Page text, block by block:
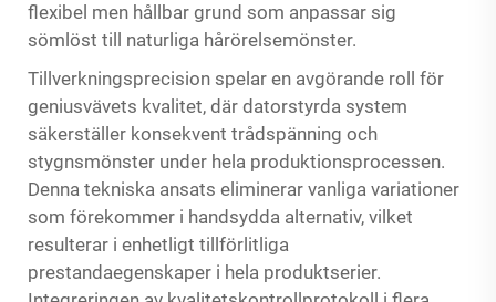
flexibel men hållbar grund som anpassar sig
sömlöst till naturliga hårörelsemönster.
Tillverkningsprecision spelar en avgörande roll för
geniusvävets kvalitet, där datorstyrda system
säkerställer konsekvent trådspänning och
stygnsmönster under hela produktionsprocessen.
Denna tekniska ansats eliminerar vanliga variationer
som förekommer i handsydda alternativ, vilket
resulterar i enhetligt tillförlitliga
prestandaegenskaper i hela produktserier.